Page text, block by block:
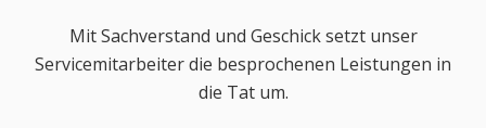
Mit Sachverstand und Geschick setzt unser
Servicemitarbeiter die besprochenen Leistungen in
die Tat um.